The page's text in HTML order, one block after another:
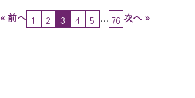
« 前へ 1 2 3 4 5 … 76 次へ »